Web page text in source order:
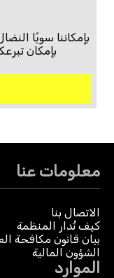
بإمكاننا سويًا
بإمكان
معلومات عنا
الاتصال بنا
كيف تُدار المنظمة
بيان قانون مكافحة
الشؤون المالية
الموارد